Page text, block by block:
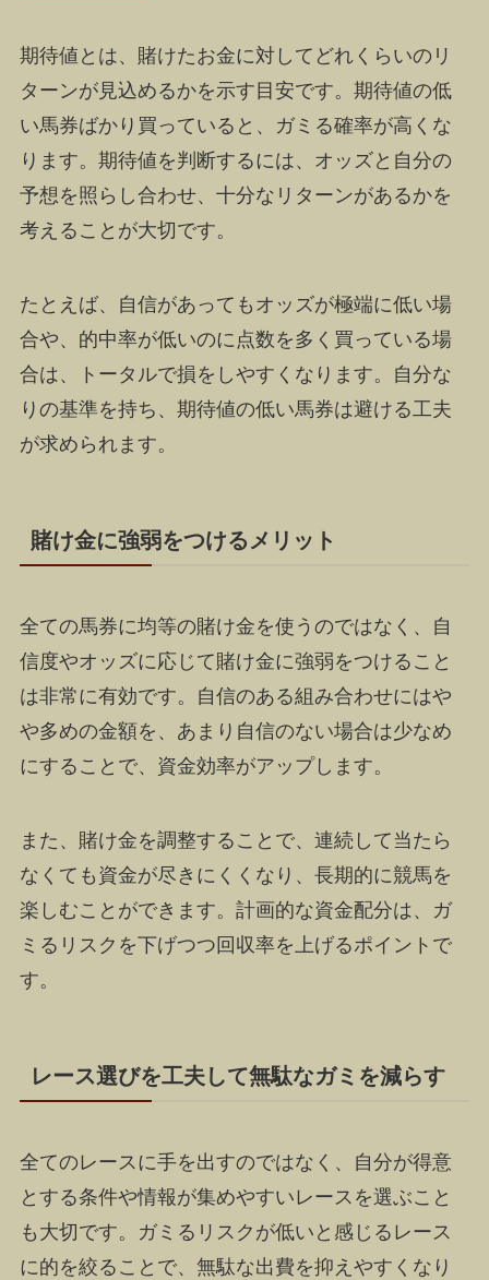
期待値とは、賭けたお金に対してどれくらいのリ
ターンが見込めるかを示す目安です。期待値の低
い馬券ばかり買っていると、ガミる確率が高くな
ります。期待値を判断するには、オッズと自分の
予想を照らし合わせ、十分なリターンがあるかを
考えることが大切です。
たとえば、自信があってもオッズが極端に低い場
合や、的中率が低いのに点数を多く買っている場
合は、トータルで損をしやすくなります。自分な
りの基準を持ち、期待値の低い馬券は避ける工夫
が求められます。
賭け金に強弱をつけるメリット
全ての馬券に均等の賭け金を使うのではなく、自
信度やオッズに応じて賭け金に強弱をつけること
は非常に有効です。自信のある組み合わせにはや
や多めの金額を、あまり自信のない場合は少なめ
にすることで、資金効率がアップします。
また、賭け金を調整することで、連続して当たら
なくても資金が尽きにくくなり、長期的に競馬を
楽しむことができます。計画的な資金配分は、ガ
ミるリスクを下げつつ回収率を上げるポイントで
す。
レース選びを工夫して無駄なガミを減らす
全てのレースに手を出すのではなく、自分が得意
とする条件や情報が集めやすいレースを選ぶこと
も大切です。ガミるリスクが低いと感じるレース
に的を絞ることで、無駄な出費を抑えやすくなり